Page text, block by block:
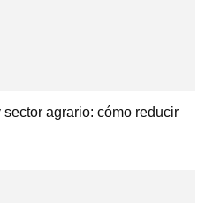
agrario: cómo reducir